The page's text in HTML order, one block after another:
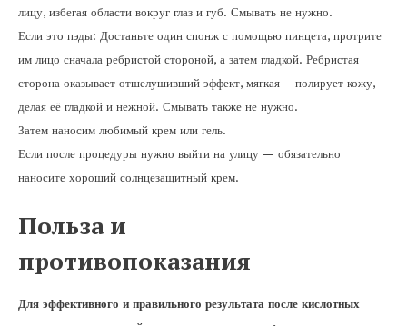
лицу, избегая области вокруг глаз и губ. Смывать не нужно.
Если это пэды: Достаньте один спонж с помощью пинцета, протрите
им лицо сначала ребристой стороной, а затем гладкой. Ребристая
сторона оказывает отшелушивший эффект, мягкая – полирует кожу,
делая её гладкой и нежной. Смывать также не нужно.
Затем наносим любимый крем или гель.
Если после процедуры нужно выйти на улицу — обязательно
наносите хороший солнцезащитный крем.
Польза и
противопоказания
Для эффективного и правильного результата после кислотных